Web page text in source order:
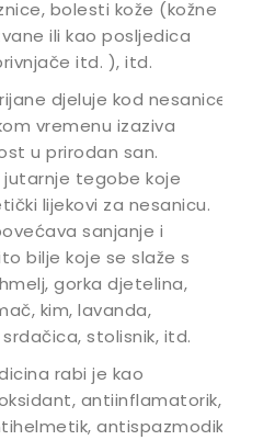
bolesti kože (kožne
ili kao posljedica
itd. ), itd.
djeluje kod nesanice
vremenu izaziva
u prirodan san.
jutarnje tegobe koje
lijekovi za nesanicu.
sanjanje i
bilje koje se slaže s
gorka djetelina,
kim, lavanda,
stolisnik, itd.
rabi je kao
antiinflamatorik,
antispazmodik,